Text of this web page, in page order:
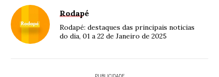
Rodapé
Rodapé: destaques das principais noticias
do dia, 01 a 22 de Janeiro de 2025